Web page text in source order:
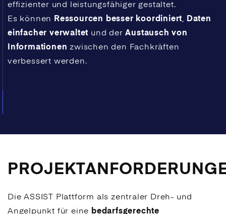
effizienter und leistungsfähiger gestaltet.
Es können
Ressourcen besser koordiniert, Daten
einfacher verwaltet und derAustausch von
Informationen zwischen den Fachkräften
verbessert werden.
Die ASSIST Plattform als zentraler Dreh- und
Angelpunkt für eine bedarfsgerechte